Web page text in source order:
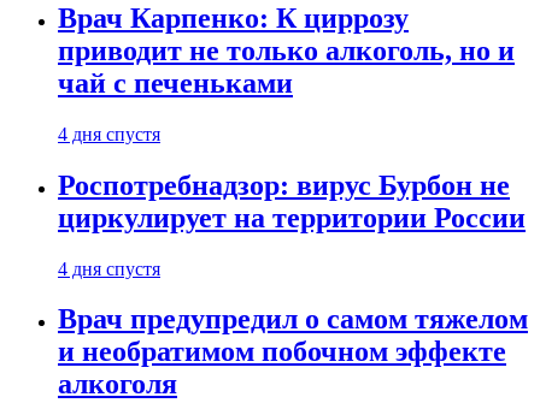
Врач Карпенко: К циррозу
приводит не только алкоголь, но и
чай с печеньками
4 дня спустя
Роспотребнадзор: вирус Бурбон не
циркулирует на территории России
4 дня спустя
Врач предупредил о самом тяжелом
и необратимом побочном эффекте
алкоголя